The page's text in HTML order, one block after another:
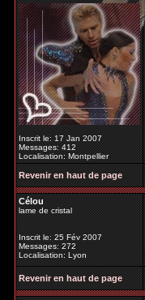
Inscrit le: 17 Jan 2007
Messages: 412
Localisation: Montpellier
Revenir en haut de page
Célou
lame de cristal
Inscrit le: 25 Fév 2007
Messages: 272
Localisation: Lyon
Revenir en haut de page